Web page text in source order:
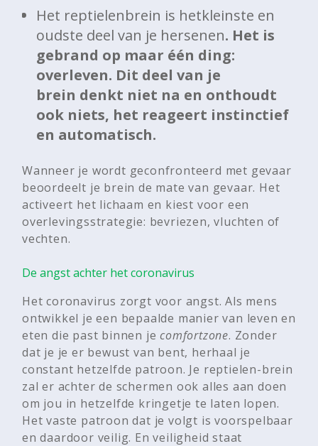
Het reptielenbrein is hetkleinste en
oudste deel van je hersenen. Het is
gebrand op maar één ding:
overleven. Dit deel van je
brein denkt niet na en onthoudt
ook niets, het reageert instinctief
en automatisch.
Wanneer je wordt geconfronteerd met gevaar
beoordeelt je brein de mate van gevaar. Het
activeert het lichaam en kiest voor een
overlevingsstrategie: bevriezen, vluchten of
vechten.
De angst achter het coronavirus
Het coronavirus zorgt voor angst. Als mens
ontwikkel je een bepaalde manier van leven en
eten die past binnen jecomfortzone. Zonder
dat je je er bewust van bent, herhaal je
constant hetzelfde patroon. Je reptielen-brein
zal er achter de schermen ook alles aan doen
om jou in hetzelfde kringetje te laten lopen.
Het vaste patroon dat je volgt is voorspelbaar
en daardoor veilig. En veiligheid staat